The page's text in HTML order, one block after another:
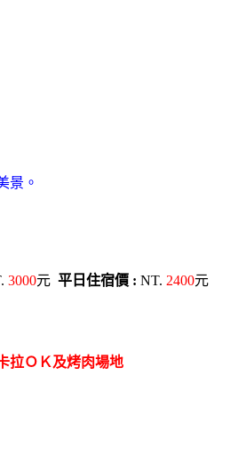
景。
3000元 平日住宿價 : NT. 2400元
拉ＯＫ及烤肉場地